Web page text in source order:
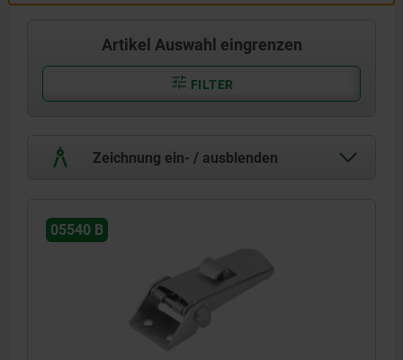
Artikel Auswahl eingrenzen
FILTER
Zeichnung ein- / ausblenden
05540 B